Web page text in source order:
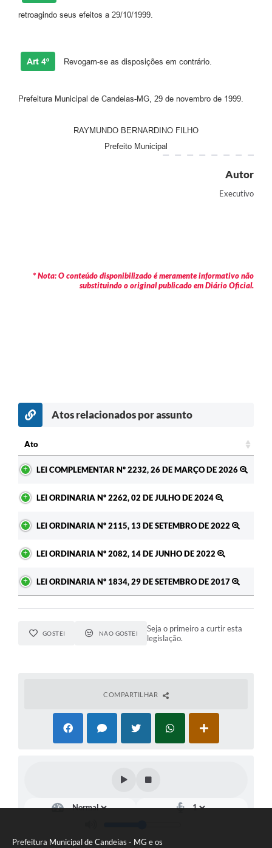
Prefeitura Municipal de Candeias - MG e os
retroagindo seus efeitos a 29/10/1999.
Art 4º Revogam-se as disposições em contrário.
Prefeitura Municipal de Candeias-MG, 29 de novembro de 1999.
RAYMUNDO BERNARDINO FILHO
Prefeito Municipal
Autor
Executivo
* Nota: O conteúdo disponibilizado é meramente informativo não
substituindo o original publicado em Diário Oficial.
Atos relacionados por assunto
Ato
LEI COMPLEMENTAR Nº 2232, 26 DE MARÇO DE 2026
LEI ORDINARIA Nº 2262, 02 DE JULHO DE 2024
LEI ORDINARIA Nº 2115, 13 DE SETEMBRO DE 2022
LEI ORDINARIA Nº 2082, 14 DE JUNHO DE 2022
LEI ORDINARIA Nº 1834, 29 DE SETEMBRO DE 2017
GOSTEI NÃO GOSTEI
Seja o primeiro a curtir esta
legislação.
COMPARTILHAR